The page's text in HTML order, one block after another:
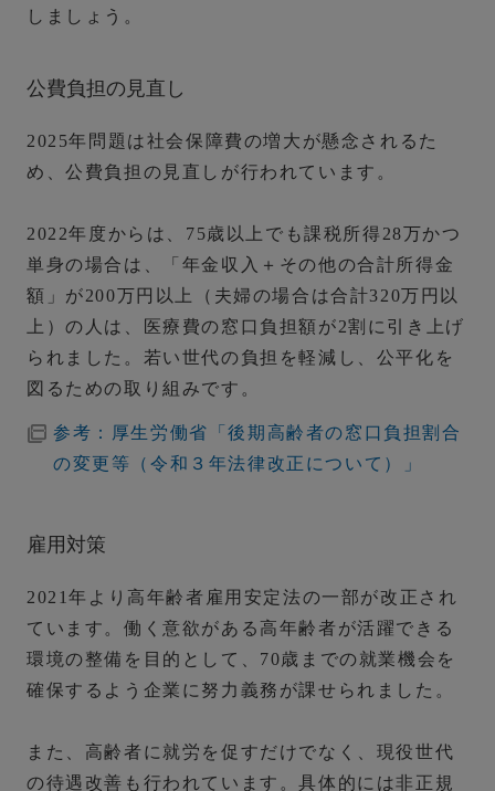
しましょう。
公費負担の見直し
2025年問題は社会保障費の増大が懸念されるた
め、公費負担の見直しが行われています。
2022年度からは、75歳以上でも課税所得28万かつ
単身の場合は、「年金収入＋その他の合計所得金
額」が200万円以上（夫婦の場合は合計320万円以
上）の人は、医療費の窓口負担額が2割に引き上げ
られました。若い世代の負担を軽減し、公平化を
図るための取り組みです。
参考：厚生労働省「後期高齢者の窓口負担割合
の変更等（令和３年法律改正について）」
雇用対策
2021年より高年齢者雇用安定法の一部が改正され
ています。働く意欲がある高年齢者が活躍できる
環境の整備を目的として、 70歳までの就業機会を
確保するよう企業に努力義務が課せられました。
また、高齢者に就労を促すだけでなく、現役世代
の待遇改善も行われています。具体的には非正規